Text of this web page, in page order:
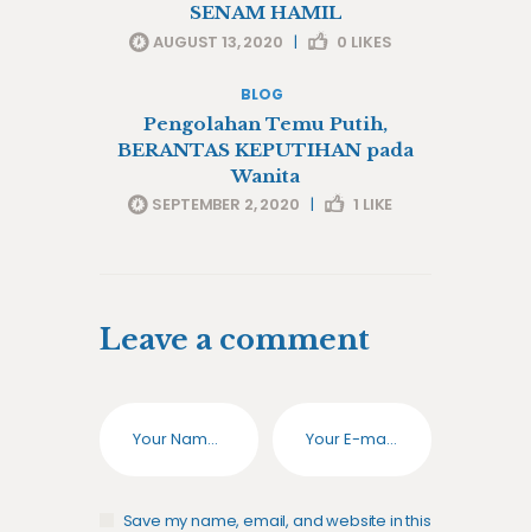
SENAM HAMIL
AUGUST 13, 2020 | 0 LIKES
BLOG
Pengolahan Temu Putih,
BERANTAS KEPUTIHAN pada
Wanita
SEPTEMBER 2, 2020 | 1 LIKE
Leave a comment
Save my name, email, and website in this